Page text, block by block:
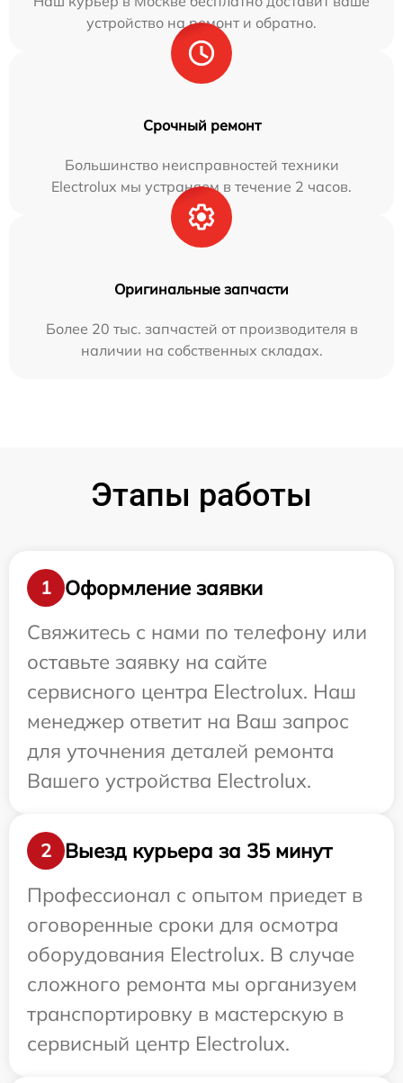
устройство на ремонт и обратно.
Срочный ремонт
Большинство неисправностей техники
Electrolux мы устраняем в течение 2 часов.
Оригинальные запчасти
Более 20 тыс. запчастей от производителя в
наличии на собственных складах.
Этапы работы
1
Оформление заявки
Свяжитесь с нами по телефону или
оставьте заявку на сайте
сервисного центра Electrolux. Наш
менеджер ответит на Ваш запрос
для уточнения деталей ремонта
Вашего устройства Electrolux.
2
Выезд курьера за 35 минут
Профессионал с опытом приедет в
оговоренные сроки для осмотра
оборудования Electrolux. В случае
сложного ремонта мы организуем
транспортировку в мастерскую в
сервисный центр Electrolux.